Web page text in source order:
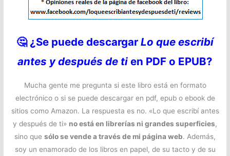
🤔 ¿Se puede descargar Lo que escribí
antes y después de ti en PDF o EPUB?
Mucha gente me pregunta si este libro está en formato
electrónico o si se puede descargar en pdf, epub o ebook de
sitios como Amazon. La respuesta es no. «Lo que escribí antes
y después de ti» no está en librerías ni grandes superficies,
sino que sólo se vende a través de mi página web. Además,
soy un enamorado de los libros en papel, de su tacto y de su